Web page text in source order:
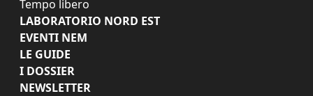
Tempo libero
LABORATORIO NORD EST
EVENTI NEM
LE GUIDE
I DOSSIER
NEWSLETTER